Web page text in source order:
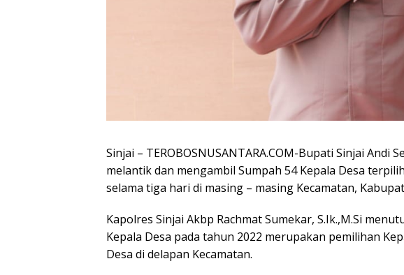
Sinjai – TEROBOSNUSANTARA.COM-Bupati Sinjai Andi
melantik dan mengambil Sumpah 54 Kepala Desa
selama tiga hari di masing – masing Kecamatan,
Kapolres Sinjai Akbp Rachmat Sumekar, S.Ik.,M.Si
Kepala Desa pada tahun 2022 merupakan pemilihan
Desa di delapan Kecamatan.